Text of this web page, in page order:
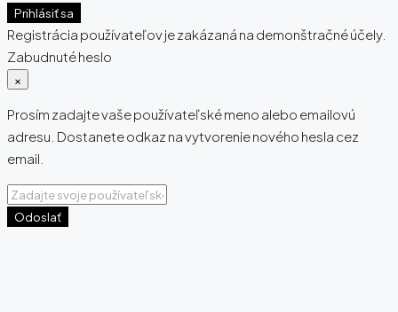
Prihlásiť sa
Registrácia používateľov je zakázaná na demonštračné účely.
Zabudnuté heslo
×
Prosím zadajte vaše používateľské meno alebo emailovú
adresu. Dostanete odkaz na vytvorenie nového hesla cez
email.
Odoslať